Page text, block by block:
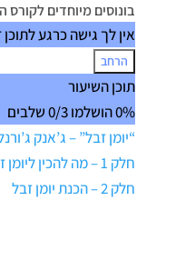
בונוסים מיוחדים לקורס
אין לך גישה כרגע לתוכן
הרחב
בונוסים
מיוחדים
לקורס
המלא
תוכן השיעור
0% הושלמו
0/3 שלבים
“יומן זבל” – ג’אנק
חלק 1 – מה להכין ליומן זבל?
חלק 2 – הכנת יומן זבל